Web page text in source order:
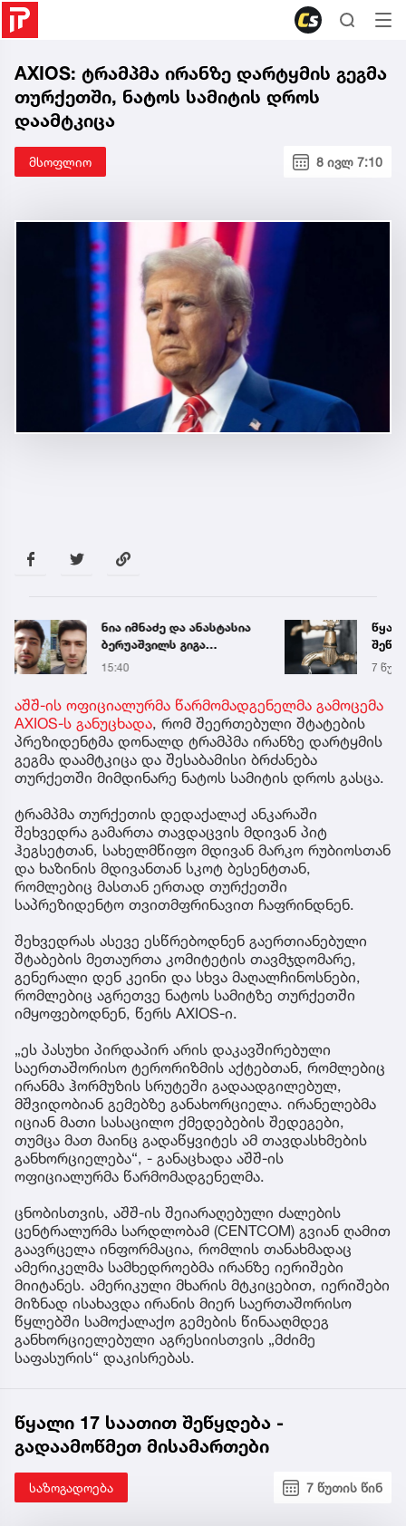
AXIOS: ტრამპმა ირანზე დარტყმის გეგმა
თურქეთში, ნატოს სამიტის დროს
დაამტკიცა
მსოფლიო 8 ივლ 7:10
ნია იმნაძე და ანასტასია
ბერუაშვილს გიგა
ავალიანის საქმეზე
15:40 7
აშშ-ის ოფიციალურმა წარმომადგენელმა გამოცემა
AXIOS-ს განუცხადა, რომ შეერთებული შტატების
პრეზიდენტმა დონალდ ტრამპმა ირანზე დარტყმის
გეგმა დაამტკიცა და შესაბამისი ბრძანება
თურქეთში მიმდინარე ნატოს სამიტის დროს გასცა.
ტრამპმა თურქეთის დედაქალაქ ანკარაში
შეხვედრა გამართა თავდაცვის მდივან პიტ
ჰეგსეტთან, სახელმწიფო მდივან მარკო რუბიოსთან
და ხაზინის მდივანთან სკოტ ბესენტთან,
რომლებიც მასთან ერთად თურქეთში
საპრეზიდენტო თვითმფრინავით ჩაფრინდნენ.
შეხვედრას ასევე ესწრებოდნენ გაერთიანებული
შტაბების მეთაურთა კომიტეტის თავმჯდომარე,
გენერალი დენ კეინი და სხვა მაღალჩინოსნები,
რომლებიც აგრეთვე ნატოს სამიტზე თურქეთში
იმყოფებოდნენ, წერს AXIOS-ი.
„ეს პასუხი პირდაპირ არის დაკავშირებული
საერთაშორისო ტერორიზმის აქტებთან, რომლებიც
ირანმა ჰორმუზის სრუტეში გადაადგილებულ,
მშვიდობიან გემებზე განახორციელა. ირანელებმა
იციან მათი სასაცილო ქმედებების შედეგები,
თუმცა მათ მაინც გადაწყვიტეს ამ თავდასხმების
განხორციელება“, - განაცხადა აშშ-ის
ოფიციალურმა წარმომადგენელმა.
ცნობისთვის, აშშ-ის შეიარაღებული ძალების
ცენტრალურმა სარდლობამ (CENTCOM) გვიან ღამით
გაავრცელა ინფორმაცია, რომლის თანახმადაც
ამერიკელმა სამხედროებმა ირანზე იერიშები
მიიტანეს. ამერიკული მხარის მტკიცებით, იერიშები
მიზნად ისახავდა ირანის მიერ საერთაშორისო
წყლებში სამოქალაქო გემების წინააღმდეგ
განხორციელებული აგრესიისთვის „მძიმე
საფასურის“ დაკისრებას.
წყალი 17 საათით შეწყდება -
გადაამოწმეთ მისამართები
საზოგადოება 7 წუთის წინ